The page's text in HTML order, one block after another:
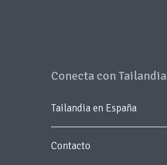
Conecta con Tailandia
Tailandia en España
Contacto